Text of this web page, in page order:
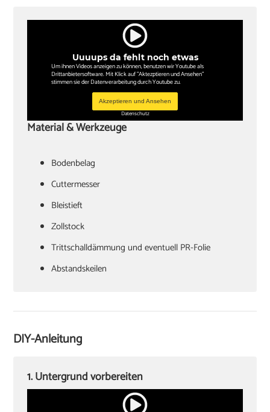
Uuuups da fehlt noch etwas
Um ihnen Videos anzeigen zu können, benutzen wir Youtube als
Drittanbietersoftware. Mit Klick auf "Aktezptieren und Ansehen"
stimmen sie der Datenverarbeitung durch Youtube zu.
Akzeptieren und Ansehen
Datenschutz
Material & Werkzeuge
Bodenbelag
Cuttermesser
Bleistieft
Zollstock
Trittschalldämmung und eventuell PR-Folie
Abstandskeilen
Winkel
Stichsäge und Kappsäge
DIY-Anleitung
1. Untergrund vorbereiten